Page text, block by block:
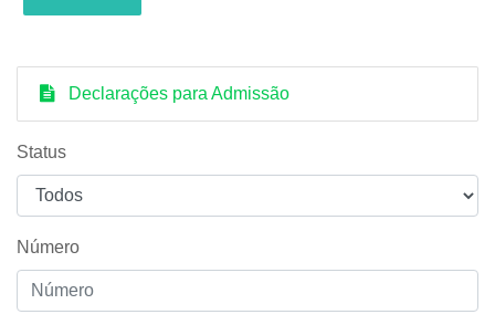
Declarações para Admissão
Status
Número